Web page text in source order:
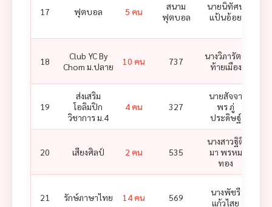
17 ฟุตบอล 5 คน
สนาม
ฟุตบอล
นายนิทัศน์
แป้นอ้อย
18
Club YC By
Chom ม.ปลาย
10 คน 737
นางวิภารัตน์
ท้ายเมือง
19
ส่งเสริม
โอลิมปิก
วิชาการ ม.4
4 คน 327
นายสัจจา
พร ภู่
ประดิษฐ์
20 เสียงศิลป์ 2 คน 535
นางสาวฐิติ
มา พรหม
ทอง
21 รักษ์ภาษาไทย 14 คน 569
นางพัชรี
แก้วไสย